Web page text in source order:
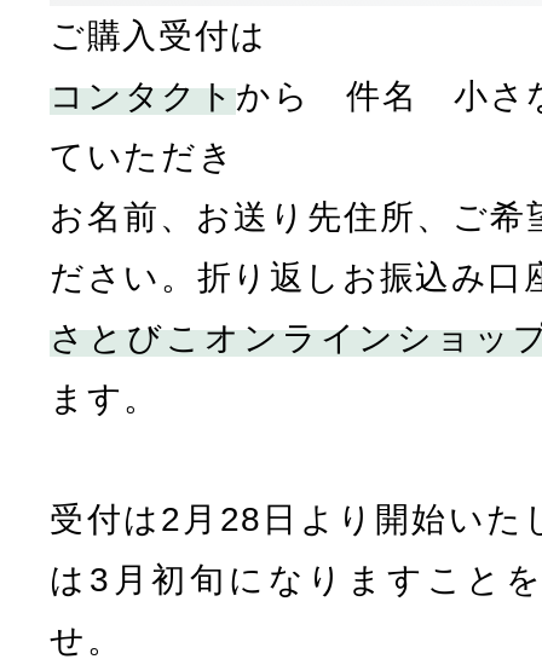
ご購入受付は
コンタクトから 件名 小さ
ていただき
お名前、お送り先住所、ご
ださい。折り返しお振込み口
さとびこオンラインショッ
ます。
受付は2月28日より開始いた
は3月初旬になりますこと
せ。